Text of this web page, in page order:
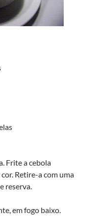
Frite a cebola
Retire-a com uma
reserva.
em fogo baixo.